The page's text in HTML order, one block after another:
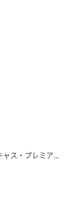
ス・プレミア...